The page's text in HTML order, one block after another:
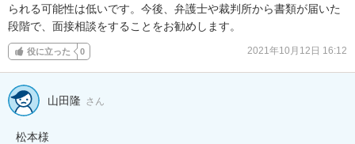
られる可能性は低いです。今後、弁護士や裁判所から書類が届いた
段階で、面接相談をすることをお勧めします。
役に立った 0 2021年10月12日 16:12
山田隆 さん
松本様